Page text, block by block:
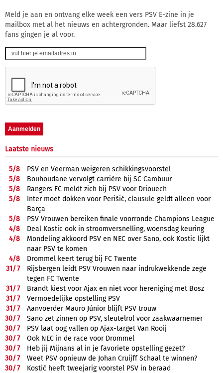
Meld je aan en ontvang elke week een vers PSV E-zine in je
mailbox met al het nieuws en achtergronden. Maar liefst 28.627
fans gingen je al voor.
Laatste nieuws
5/8
PSV en Veerman weigeren schikkingsvoorstel
5/8
Bouhoudane vervolgt carrière bij SC Cambuur
5/8
Rangers FC meldt zich bij PSV voor Driouech
5/8
Inter moet dokken voor Perišić, clausule geldt alleen voor
Barça
5/8
PSV Vrouwen bereiken finale voorronde Champions League
4/8
Deal Kostic ook in stroomversnelling, woensdag keuring
4/8
Mondeling akkoord PSV en NEC over Sano, ook Kostic lijkt
naar PSV te komen
4/8
Drommel keert terug bij FC Twente
31/7
Rijsbergen leidt PSV Vrouwen naar indrukwekkende zege
tegen FC Twente
31/7
Brandt kiest voor Ajax en niet voor hereniging met Bosz
31/7
Vermoedelijke opstelling PSV
31/7
Aanvoerder Mauro Júnior blijft PSV trouw
30/7
Sano zet zinnen op PSV, sleutelrol voor zaakwaarnemer
30/7
PSV laat oog vallen op Ajax-target Van Rooij
30/7
Ook NEC in de race voor Drommel
30/7
Heb jij Mijnans al in je favoriete opstelling gezet?
30/7
Weet PSV opnieuw de Johan Cruijff Schaal te winnen?
30/7
Kostić heeft tweejarig voorstel PSV in beraad